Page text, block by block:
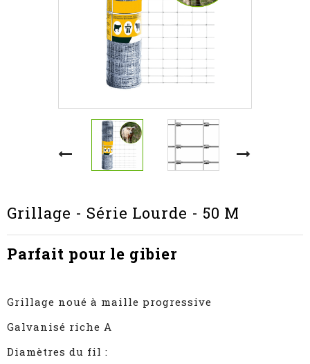
Grillage - Série Lourde - 50 M
Parfait pour le gibier
Grillage noué à maille progressive
Galvanisé riche A
Diamètres du fil :